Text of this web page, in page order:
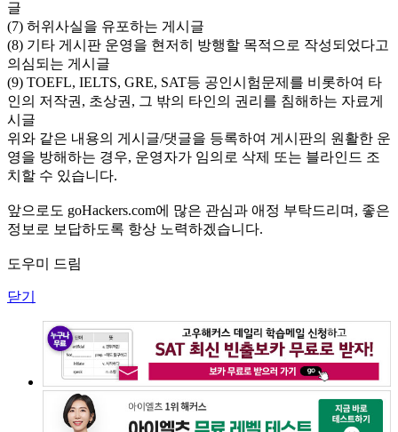
글
(7) 허위사실을 유포하는 게시글
(8) 기타 게시판 운영을 현저히 방행할 목적으로 작성되었다고
의심되는 게시글
(9) TOEFL, IELTS, GRE, SAT등 공인시험문제를 비롯하여 타
인의 저작권, 초상권, 그 밖의 타인의 권리를 침해하는 자료게
시글
위와 같은 내용의 게시글/댓글을 등록하여 게시판의 원활한 운
영을 방해하는 경우, 운영자가 임의로 삭제 또는 블라인드 조
치할 수 있습니다.
앞으로도 goHackers.com에 많은 관심과 애정 부탁드리며, 좋은
정보로 보답하도록 항상 노력하겠습니다.
도우미 드림
닫기